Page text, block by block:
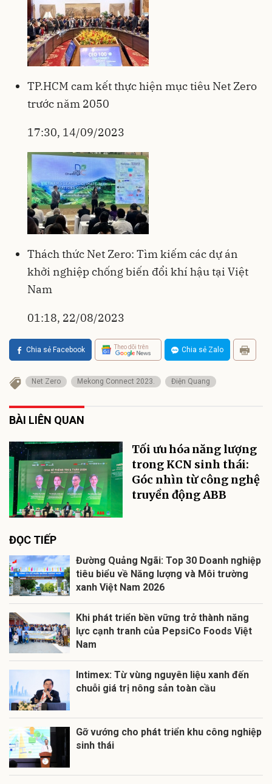
TP.HCM cam kết thực hiện mục tiêu Net Zero
trước năm 2050
17:30, 14/09/2023
Thách thức Net Zero: Tìm kiếm các dự án
khởi nghiệp chống biến đổi khí hậu tại Việt
Nam
01:18, 22/08/2023
Chia sẻ Facebook Theo dõi trên Chia sẻ Zalo
Net Zero Mekong Connect 2023. Điện Quang
BÀI LIÊN QUAN
Tối ưu hóa năng lượng
trong KCN sinh thái:
Góc nhìn từ công nghệ
truyền động ABB
ĐỌC TIẾP
Đường Quảng Ngãi: Top 30 Doanh nghiệp
tiêu biểu về Năng lượng và Môi trường
xanh Việt Nam 2026
Khi phát triển bền vững trở thành năng
lực cạnh tranh của PepsiCo Foods Việt
Nam
Intimex: Từ vùng nguyên liệu xanh đến
chuỗi giá trị nông sản toàn cầu
Gỡ vướng cho phát triển khu công nghiệp
sinh thái